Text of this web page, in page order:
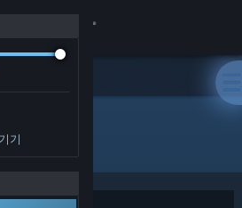
기